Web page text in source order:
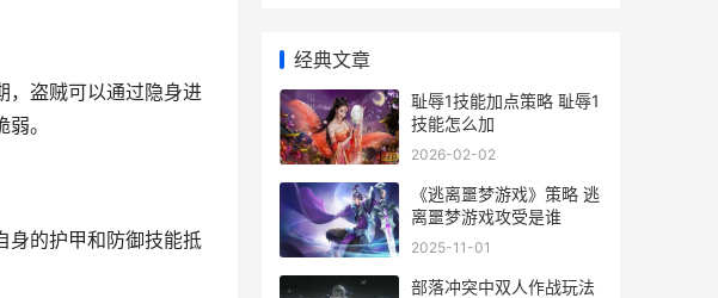
，盗贼可以通过隐身进
。
身的护甲和防御技能抵
经典文章
耻辱1技能加点策略 耻辱1
技能怎么加
2026-02-02
《逃离噩梦游戏》策略 逃
离噩梦游戏攻受是谁
2025-11-01
部落冲突中双人作战玩法